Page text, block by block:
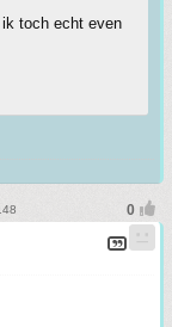
toch echt even